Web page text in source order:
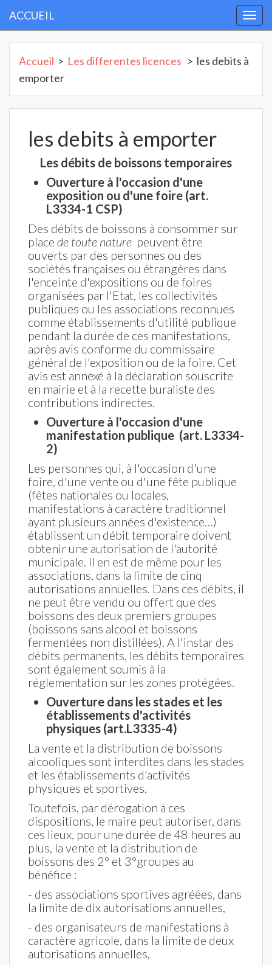
ACCUEIL
Accueil > Les differentes licences > les debits à
emporter
les debits à emporter
Les débits de boissons temporaires
Ouverture à l'occasion d'une
exposition ou d'une foire (art.
L3334-1 CSP)
Des débits de boissons à consommer sur
place de toute nature peuvent être
ouverts par des personnes ou des
sociétés françaises ou étrangères dans
l'enceinte d'expositions ou de foires
organisées par l'Etat, les collectivités
publiques ou les associations reconnues
comme établissements d'utilité publique
pendant la durée de ces manifestations,
après avis conforme du commissaire
général de l'exposition ou de la foire. Cet
avis est annexé à la déclaration souscrite
en mairie et à la recette buraliste des
contributions indirectes.
Ouverture à l'occasion d'une
manifestation publique (art. L3334-
2)
Les personnes qui, à l'occasion d'une
foire, d'une vente ou d'une fête publique
(fêtes nationales ou locales,
manifestations à caractère traditionnel
ayant plusieurs années d'existence…)
établissent un débit temporaire doivent
obtenir une autorisation de l'autorité
municipale. Il en est de même pour les
associations, dans la limite de cinq
autorisations annuelles. Dans ces débits, il
ne peut être vendu ou offert que des
boissons des deux premiers groupes
(boissons sans alcool et boissons
fermentées non distillées). A l'instar des
débits permanents, les débits temporaires
sont également soumis à la
réglementation sur les zones protégées.
Ouverture dans les stades et les
établissements d'activités
physiques (art.L3335-4)
La vente et la distribution de boissons
alcooliques sont interdites dans les stades
et les établissements d'activités
physiques et sportives.
Toutefois, par dérogation à ces
dispositions, le maire peut autoriser, dans
ces lieux, pour une durée de 48 heures au
plus, la vente et la distribution de
boissons des 2° et 3°groupes au
bénéfice :
- des associations sportives agréées, dans
la limite de dix autorisations annuelles,
- des organisateurs de manifestations à
caractère agricole, dans la limite de deux
autorisations annuelles,